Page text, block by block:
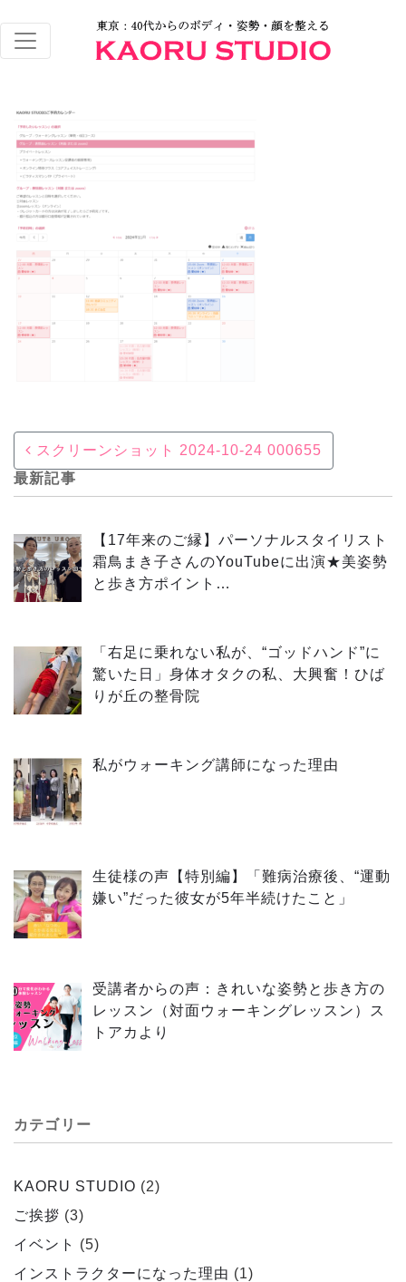
Post navigation
スクリーンショット 2024-10-24 000655
最新記事
【17年来のご縁】パーソナルスタイリスト
霜鳥まき子さんのYouTubeに出演★美姿勢
と歩き方ポイント…
「右足に乗れない私が、“ゴッドハンド”に
驚いた日」身体オタクの私、大興奮！ひば
りが丘の整骨院
私がウォーキング講師になった理由
生徒様の声【特別編】「難病治療後、“運動
嫌い”だった彼女が5年半続けたこと」
受講者からの声：きれいな姿勢と歩き方の
レッスン（対面ウォーキングレッスン）ス
トアカより
カテゴリー
KAORU STUDIO (2)
ご挨拶 (3)
イベント
(5)
インストラクターになった理由 (1)